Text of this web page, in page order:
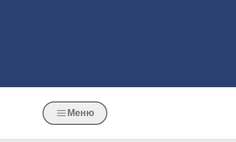
Меню